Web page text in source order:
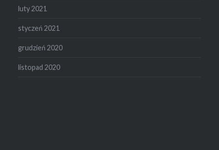
luty 2021
styczeń 2021
grudzień 2020
listopad 2020